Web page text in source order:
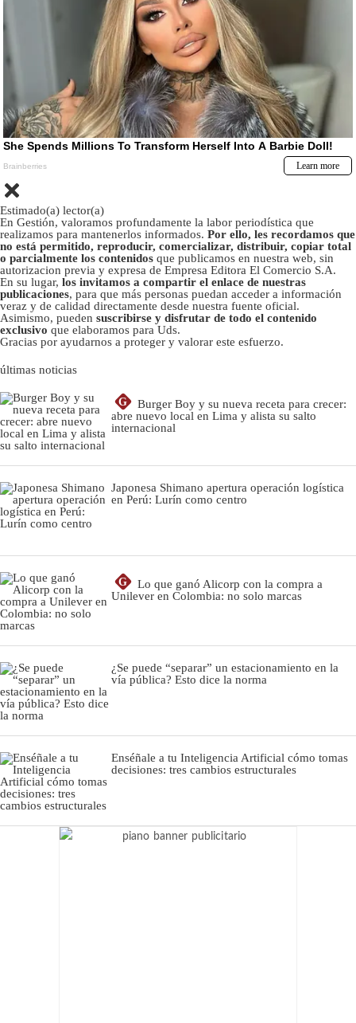
Estimado(a) lector(a)
En Gestión, valoramos profundamente la labor periodística que
realizamos para mantenerlos informados. Por ello, les recordamos que
no está permitido, reproducir, comercializar, distribuir, copiar total
o parcialmente los contenidos que publicamos en nuestra web, sin
autorizacion previa y expresa de Empresa Editora El Comercio S.A.
En su lugar, los invitamos a compartir el enlace de nuestras
publicaciones, para que más personas puedan acceder a información
veraz y de calidad directamente desde nuestra fuente oficial.
Asimismo, pueden suscribirse y disfrutar de todo el contenido
exclusivo que elaboramos para Uds.
Gracias por ayudarnos a proteger y valorar este esfuerzo.
últimas noticias
G
Burger Boy y su nueva receta para crecer:
abre nuevo local en Lima y alista su salto
internacional
Japonesa Shimano apertura operación logística
en Perú: Lurín como centro
G
Lo que ganó Alicorp con la compra a
Unilever en Colombia: no solo marcas
¿Se puede “separar” un estacionamiento en la
vía pública? Esto dice la norma
Enséñale a tu Inteligencia Artificial cómo tomas
decisiones: tres cambios estructurales